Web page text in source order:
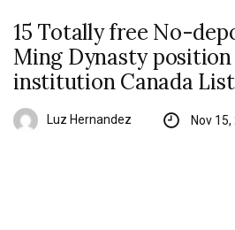
15 Totally free No-
Ming Dynasty
institution Canada
Luz Hernandez Nov